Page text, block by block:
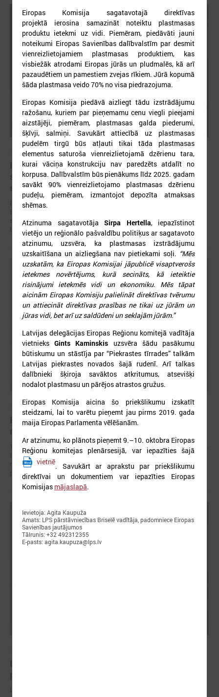
2026. gada 19. jūnijs
Latvijas pašvaldības aicinātas pieteikties
sadarbībai ar Ukrainas pašvaldībām veltītai
starptautiskai balvai
Eiropas Pašvaldību un reģionu padome sadarbībā ar “U-LEAD with
starptautiskai pašvaldību sadarbības balvai “Uzticības tiltu sadarbības
balva 2026”.
2026. gada 17. jūnijs
Eiropas pilsētu līderi Gimarainšā vienojas par
17. jūnijā Eiropas Zaļajā galvaspilsētā Gimarainšā (Portugālē) sākās 13.
Eiropas Pilsētu noturības forums (EURESFO 2026), kas pulcē vairāk
nekā 400 pašvaldību vadītājus, pilsētplānotājus, klimata ekspertus un
politikas veidotājus no visas Eiropas.
Eiropas Komisija sagatavotajā direktīvas
projektā ierosina samazināt noteiktu plastmasas
produktu ietekmi uz vidi. Piemēram, piedāvāti jauni
noteikumi Eiropas Savienības dalībvalstīm par desmit
vienreizlietojamiem plastmasas produktiem, kas
visbiežāk atrodami Eiropas jūrās un pludmalēs, kā arī
pazaudētiem un pamestiem zvejas rīkiem. Jūrā kopumā
šāda plastmasa veido 70% no visa piedrazojuma.
Eiropas Komisija piedāvā aizliegt tādu izstrādājumu
ražošanu, kuriem par pieņemamu cenu viegli pieejami
aizstājēji, piemēram, plastmasas galda piederumi,
šķīvji, salmiņi. Savukārt attiecībā uz plastmasas
pudelēm tirgū būs atļauti tikai tāda plastmasas
elementus saturoša vienreizlietojamā dzērienu tara,
kurai vāciņa konstrukciju nav paredzēts atdalīt no
korpusa. Dalībvalstīm būs pienākums līdz 2025. gadam
savākt 90% vienreizlietojamo
plastmasas dzērienu
pudeļu, piemēram, izmantojot depozīta atmaksas
shēmas.
Atzinuma sagatavotāja Sirpa Hertella, iepazīstinot
vietējo un reģionālo pašvaldību politiķus ar sagatavoto
atzinumu, uzsvēra, ka plastmasas izstrādājumu
uzskaitīšana un aizliegšana nav pietiekami soļi. “Mēs
uzskatām, ka Eiropas Komisijai jāpublicē visaptverošs
ietekmes novērtējums, kurā secināts, kā ieteiktie
risinājumi ietekmēs vidi un ekonomiku. Mēs tāpat
aicinām Eiropas Komisiju palielināt direktīvas tvērumu
un attiecināt direktīvas prasības ne tikai uz jūrām un
jūras vidi, bet arī uz saldūdeni un seklajām jūrām.”
Latvijas delegācijas Eiropas Reģionu komitejā vadītāja
vietnieksGints Kaminskis uzsvēra šādu pasākumu
būtiskumu un stāstīja par “Piekrastes tīrrades” talkām
Latvijas piekrastes novados šajā rudenī. Arī talkas
dalībnieki šķiroja savāktos atkritumus, atsevišķi
nodalot plastmasu un pārējos atrastos gružus.
Eiropas Komisija aicina šo priekšlikumu izskatīt
steidzami, lai to varētu pieņemt jau pirms 2019. gada
maija Eiropas Parlamenta vēlēšanām.
Ar atzinumu, ko plānots pieņemt 9.–10. oktobra Eiropas
Reģionu komitejas plenārsesijā, var iepazīties šajā
vietnē. Savukārt ar aprakstu par priekšlikumu
direktīvai un dokumentiem var iepazīties Eiropas
Komisijas mājaslapā.
Ievietoja: Agita Kaupuža
Amats: LPS pārstāvniecības Briselē vadītāja, padomniece Eiropas
Savienības jautājumos
Tālrunis: +32 492312355
E-pasts: agita.kaupuza@lps.lv